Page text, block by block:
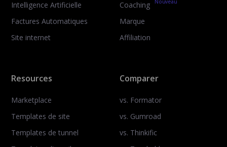
Intelligence Artificielle
Factures Automatiques
Site internet
Coaching Nouveau
Marque
Affiliation
Resources
Marketplace
Templates de site
Templates de tunnel
Comparer
vs. Formator
vs. Gumroad
vs. Thinkific